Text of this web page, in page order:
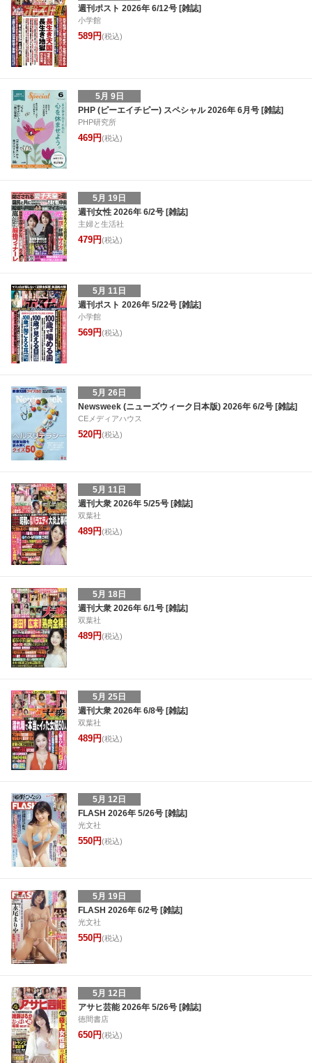
週刊ポスト 2026年 6/12号 [雑誌]
小学館
589円(税込)
5月 9日
PHP (ピーエイチピー) スペシャル 2026年 6月号 [雑誌]
PHP研究所
469円(税込)
5月 19日
週刊女性 2026年 6/2号 [雑誌]
主婦と生活社
479円(税込)
5月 11日
週刊ポスト 2026年 5/22号 [雑誌]
小学館
569円(税込)
5月 26日
Newsweek (ニューズウィーク日本版) 2026年 6/2号 [雑誌]
CEメディアハウス
520円(税込)
5月 11日
週刊大衆 2026年 5/25号 [雑誌]
双葉社
489円(税込)
5月 18日
週刊大衆 2026年 6/1号 [雑誌]
双葉社
489円(税込)
5月 25日
週刊大衆 2026年 6/8号 [雑誌]
双葉社
489円(税込)
5月 12日
FLASH 2026年 5/26号 [雑誌]
光文社
550円(税込)
5月 19日
FLASH 2026年 6/2号 [雑誌]
光文社
550円(税込)
5月 12日
アサヒ芸能 2026年 5/26号 [雑誌]
徳間書店
650円(税込)